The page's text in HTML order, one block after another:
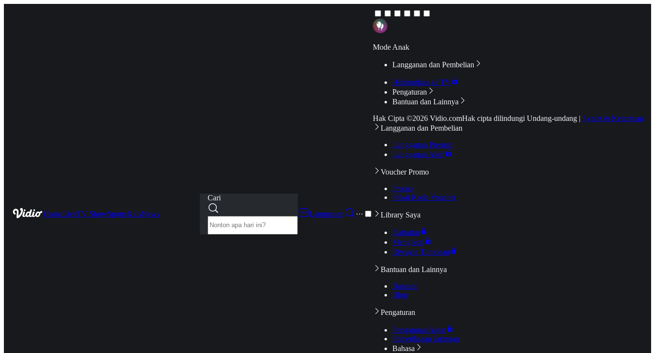
HomeLiveTV ShowSportsKidsNews
Cari
Langganan
···
Mode Anak
Langganan dan Pembelian
Hubungkan ke TV
Pengaturan
Bantuan dan Lainnya
Hak Cipta ©2026 Vidio.comHak cipta dilindungi Undang-undang | Syarat & Ketentuan
Langganan dan Pembelian
Langganan Premier
Langganan Aktif
Voucher Promo
Promo
Pakai Kode Voucher
Library Saya
Daftarku
Mengikuti
Riwayat Tontonan
Bantuan dan Lainnya
Bantuan
Blog
Pengaturan
Pengaturan Akun
Pemeriksaan Jaringan
Bahasa